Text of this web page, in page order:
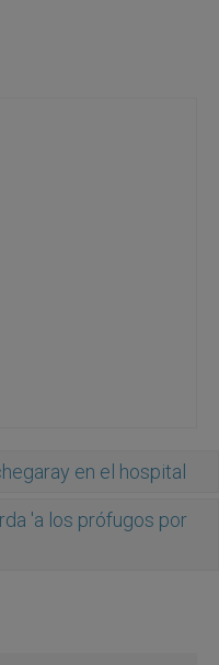
en el hospital
'a los prófugos por